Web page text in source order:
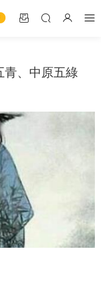
青、中原五綠